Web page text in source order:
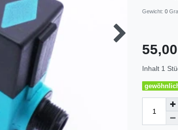
Gewicht: 0
Inhalt 1